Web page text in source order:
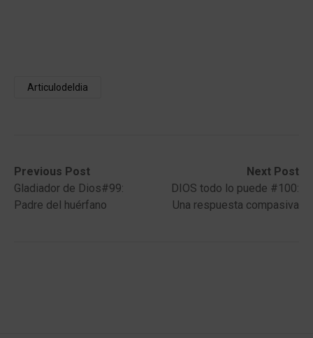
Articulodeldia
Post
navigation
Previous Post
Previous
post:Gladiador de Dios#99:
Padre del huérfano
Next Post
Next
post:
DIOS todo lo puede #100:
Una respuesta compasiva